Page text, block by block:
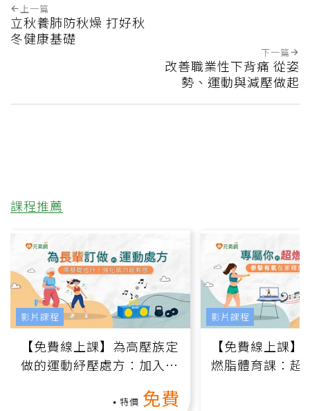
上一篇
立秋養肺防秋燥 打好秋
冬健康基礎
下一篇
改善職業性下背痛 從姿
勢、運動與減壓做起
課程推薦
【免費線上課】為高壓族定
做的運動紓壓處方：加入行
特價 免費
影片課程
【免費線上課
燃脂體育課：超
影片課程